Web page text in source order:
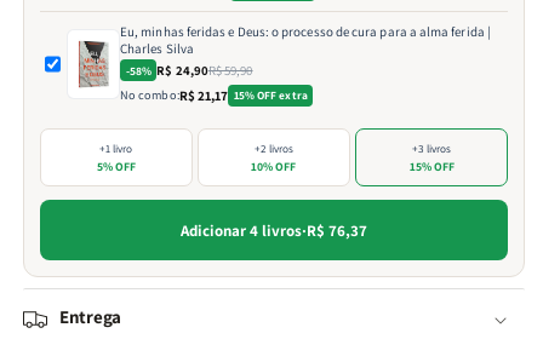
Eu, minhas feridas e Deus: o processo de cura para a alma ferida |
Charles Silva
-58% R$ 24,90R$ 59,90
No combo:R$ 21,17 15% OFF extra
+1 livro
5% OFF
+2 livros
10% OFF
+3 livros
15% OFF
Adicionar 4 livros·R$ 76,37
Entrega